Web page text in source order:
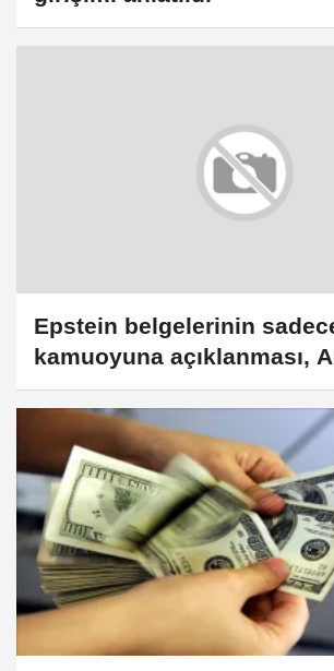
Epstein belgelerinin sadece
kamuoyuna açıklanması,
tartışmalara yol açtı